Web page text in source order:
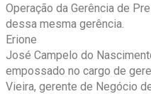
Operação da Gerência de
dessa mesma gerência.
Erione
José Campelo do
empossado no cargo de
Vieira, gerente de Negócio